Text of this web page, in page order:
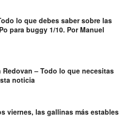
lo que debes saber sobre las
para buggy 1/10. Por Manuel
Redovan – Todo lo que necesitas
noticia
viernes, las gallinas más estables